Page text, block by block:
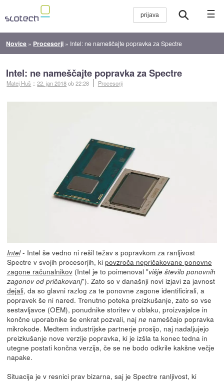
☰
Novice » Procesorji » Intel: ne nameščajte popravka za Spectre
Intel: ne nameščajte popravka za Spectre
Matej Huš ::22. jan 2018ob 22:28 Procesorji
Intel- Intel še vedno ni rešil težav s popravkom za ranljivost
Spectre v svojih procesorjih, ki povzroča nepričakovane ponovne
zagone računalnikov(Intel je to poimenoval "višje število ponovnih
zagonov od pričakovanj"). Zato so v današnji novi izjavi za javnost
dejali, da so glavni razlog za te ponovne zagone identificirali, a
popravek še ni nared. Trenutno poteka preizkušanje, zato so vse
sestavljavce (OEM), ponudnike storitev v oblaku, proizvajalce in
končne uporabnike še enkrat pozvali, naj nenameščajo popravka
mikrokode. Medtem industrijske partnerje prosijo, naj nadaljujejo
preizkušanje nove verzije popravka, ki je izšla ta konec tedna in
utegne postati končna verzija, če se ne bodo odkrile kakšne večje
napake.
Situacija je v resnici prav bizarna, saj je Spectre ranljivost, ki